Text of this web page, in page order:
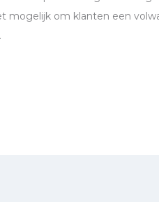
mogelijk om klanten een